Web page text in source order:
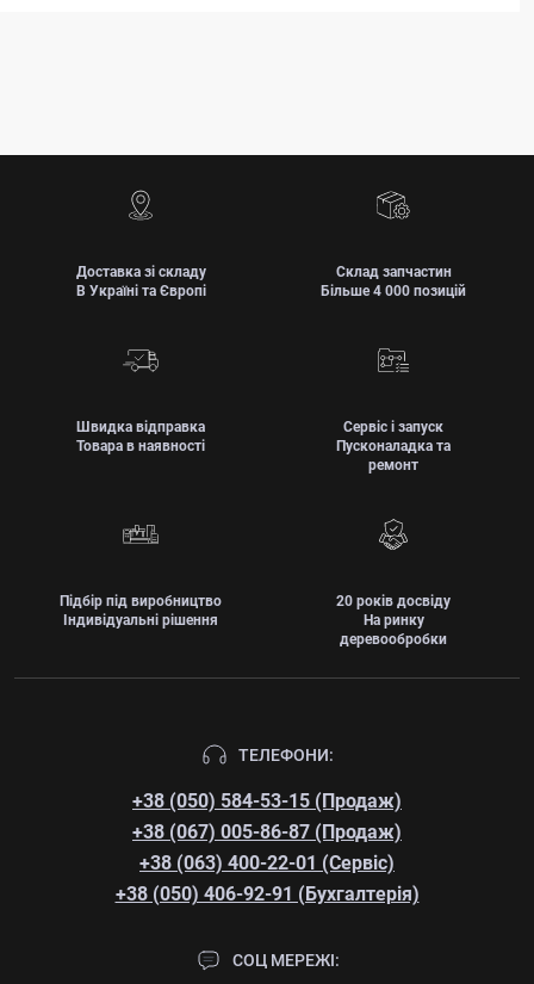
Доставка зі складу
В Україні та Європі
Склад запчастин
Більше 4 000 позицій
Швидка відправка
Товара в наявності
Сервіс і запуск
Пусконаладка та
ремонт
Підбір під виробництво
Індивідуальні рішення
20 років досвіду
На ринку
деревообробки
ТЕЛЕФОНИ:
+38 (050) 584-53-15 (Продаж)
+38 (067) 005-86-87 (Продаж)
+38 (063) 400-22-01 (Сервіс)
+38 (050) 406-92-91 (Бухгалтерія)
СОЦ МЕРЕЖІ: